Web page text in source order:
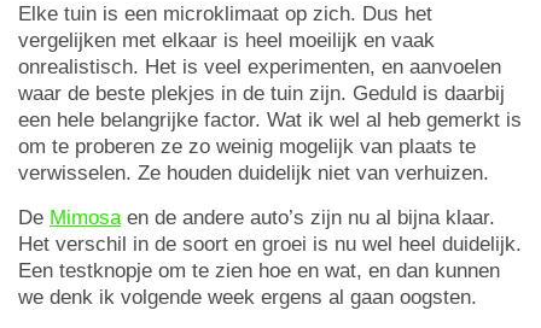
Elke tuin is een microklimaat op zich. Dus het
vergelijken met elkaar is heel moeilijk en vaak
onrealistisch. Het is veel experimenten, en aanvoelen
waar de beste plekjes in de tuin zijn. Geduld is daarbij
een hele belangrijke factor. Wat ik wel al heb gemerkt is
om te proberen ze zo weinig mogelijk van plaats te
verwisselen. Ze houden duidelijk niet van verhuizen.
De Mimosaen de andere auto’s zijn nu al bijna klaar.
Het verschil in de soort en groei is nu wel heel duidelijk.
Een testknopje om te zien hoe en wat, en dan kunnen
we denk ik volgende week ergens al gaan oogsten.